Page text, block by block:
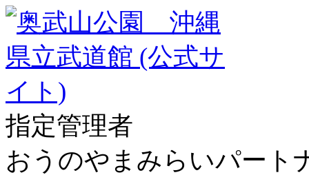
指定管理者
おうのやまみらいパート